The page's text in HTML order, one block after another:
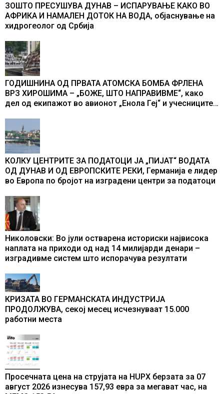
ЗОШТО ПРЕСУШУВА ДУНАВ – ИСПАРУВАЊЕ КАКО ВО
АФРИКА И НАМАЛЕН ДОТОК НА ВОДА, објаснување на
хидрогеолог од Србија
ГОДИШНИНА ОД ПРВАТА АТОМСКА БОМБА ФРЛЕНА
ВРЗ ХИРОШИМА – „БОЖЕ, ШТО НАПРАВИВМЕ“, како
дел од екипажот во авионот „Енола Геј“ и учесниците
промени текот на историјата
КОЛКУ ЦЕНТРИТЕ ЗА ПОДАТОЦИ ЈА „ПИЈАТ“ ВОДАТА
ОД ДУНАВ И ОД ЕВРОПСКИТЕ РЕКИ, Германија е лидер
во Европа по бројот на изградени центри за податоци
Николовски: Во јули остварена историски највисока
наплата на приходи од над 14 милијарди денари –
изградивме систем што испорачува резултати
КРИЗАТА ВО ГЕРМАНСКАТА ИНДУСТРИЈА
ПРОДОЛЖУВА, секој месец исчезнуваат 15.000
работни места
Просечната цена на струјата на HUPX берзата за 07
август 2026 изнесува 157,93 евра за мегават час, на